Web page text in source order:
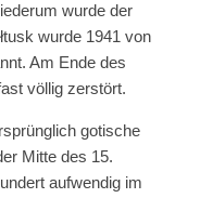
wurde der
wurde 1941 von
Am Ende des
völlig zerstört.
gotische
Mitte des 15.
aufwendig im